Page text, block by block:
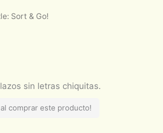
Sort & Go!
al comprar este producto!